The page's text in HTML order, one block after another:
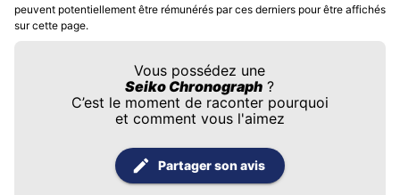
peuvent potentiellement être rémunérés par ces derniers pour être affichés
sur cette page.
Vous possédez une
Seiko Chronograph ?
C’est le moment de raconter pourquoi
et comment vous l'aimez
Partager son avis